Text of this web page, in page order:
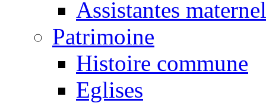
Assistantes
Patrimoine
Histoire commune
Eglises